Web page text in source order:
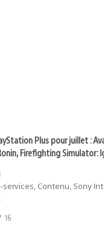
Plus pour juillet :
Firefighting Simulator:
services, Contenu, Sony
16